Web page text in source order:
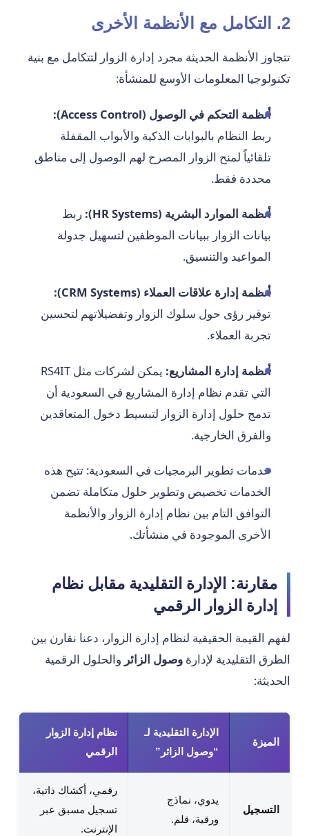
2. التكامل مع الأنظمة الأخرى
تتجاوز الأنظمة الحديثة مجرد إدارة الزوار لتتكامل مع بنية
تكنولوجيا المعلومات الأوسع للمنشأة:
أنظمة التحكم في الوصول (Access Control):
ربط النظام بالبوابات الذكية والأبواب المقفلة
تلقائياً لمنح الزوار المصرح لهم الوصول إلى مناطق
محددة فقط.
أنظمة الموارد البشرية (HR Systems):
ربط
بيانات الزوار ببيانات الموظفين لتسهيل جدولة
المواعيد والتنسيق.
أنظمة إدارة علاقات العملاء (CRM Systems):
توفير رؤى حول سلوك الزوار وتفضيلاتهم لتحسين
تجربة العملاء.
أنظمة إدارة المشاريع:
يمكن لشركات مثل RS4IT
التي تقدم نظام إدارة المشاريع في السعودية أن
تدمج حلول إدارة الزوار لتبسيط دخول المتعاقدين
والفرق الخارجية.
خدمات تطوير البرمجيات في السعودية: تتيح هذه
الخدمات تخصيص وتطوير حلول متكاملة تضمن
التوافق التام بين نظام إدارة الزوار والأنظمة
الأخرى الموجودة في منشأتك.
مقارنة: الإدارة التقليدية مقابل نظام
إدارة الزوار الرقمي
لفهم القيمة الحقيقية لنظام إدارة الزوار، دعنا نقارن بين
الطرق التقليدية لإدارة وصول الزائر والحلول الرقمية
الحديثة:
الميزة
الإدارة التقليدية لـ
“وصول الزائر”
نظام إدارة الزوار
الرقمي
التسجيل
يدوي، نماذج
ورقية، قلم.
رقمي، أكشاك ذاتية،
تسجيل مسبق عبر
الإنترنت.